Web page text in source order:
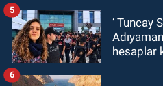
‘ Tuncay Sonel'e yeni suçlama:
hesaplar
5
6